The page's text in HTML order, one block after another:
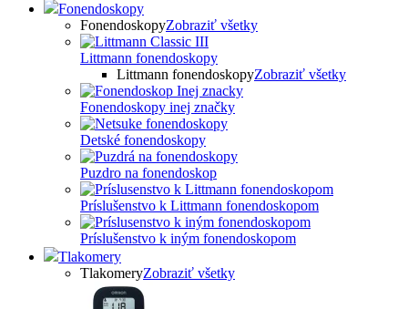
Fonendoskopy
FonendoskopyZobraziť všetky
Littmann fonendoskopy
Littmann fonendoskopyZobraziť všetky
Fonendoskopy inej značky
Detské fonendoskopy
Puzdro na fonendoskop
Príslušenstvo k Littmann fonendoskopom
Príslušenstvo k iným fonendoskopom
Tlakomery
TlakomeryZobraziť všetky